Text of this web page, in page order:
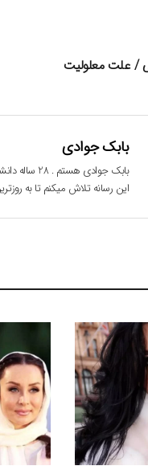
/ علت معلولیت
بابک جوادی
این رسانه تلاش میکنم تا به